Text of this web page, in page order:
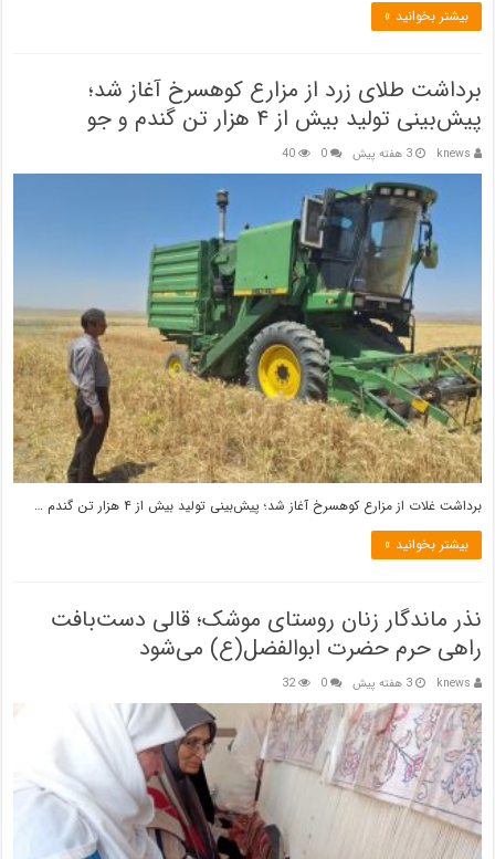
بیشتر بخوانید »
برداشت طلای زرد از مزارع کوهسرخ آغاز شد؛
پیش‌بینی تولید بیش از ۴ هزار تن گندم و جو
knews 3 هفته پیش 0
40
برداشت غلات از مزارع کوهسرخ آغاز شد؛ پیش‌بینی تولید بیش از ۴ هزار تن گندم …
بیشتر بخوانید »
نذر ماندگار زنان روستای موشک؛ قالی دست‌بافت
راهی حرم حضرت ابوالفضل(ع) می‌شود
knews 3 هفته پیش 0
32